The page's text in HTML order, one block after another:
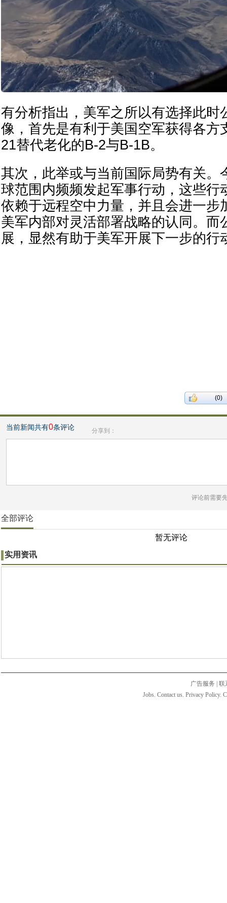
有分析指出，美军之所以有选择此时
像，首先是有利于美国空军获得各方
21替代老化的B-2与B-1B。
其次，此举或与当前国际局势有关。
球范围内频频发起军事行动，这些行
依赖于远程空中力量，并且会进一步
美军内部对灵活部署战略的认同。而
展，显然有助于美军开展下一步的行
(0)
当前新闻共有0条评论 分享到：
评论前需要
全部评论
暂无评论
实用资讯
广告服务
联
Jobs. Contact us. Privacy Policy.